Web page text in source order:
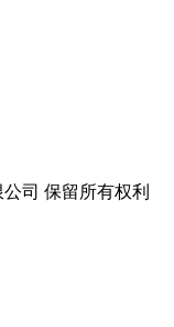
司 保留所有权利